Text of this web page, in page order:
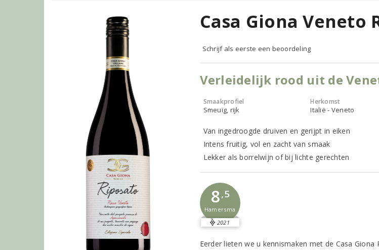
Casa Giona Veneto
Schrijf als eerste een beoordeling
Verleidelijk rood uit de
Smaakprofiel
Smeuïg, rijk
Herkomst
Italië - Veneto
Van ingedroogde druiven en gerijpt in eiken
Intens fruitig, vol en zacht van smaak
Lekker als borrelwijn of bij lichte gerechten
8,5
Hamersma
2021
Eerder lieten we u kennismaken met de Casa Giona